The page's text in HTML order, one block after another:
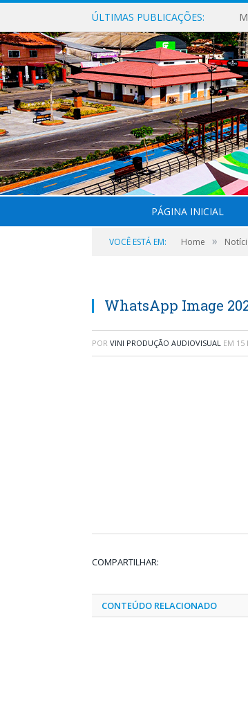
ÚLTIMAS PUBLICAÇÕES:
PÁGINA INICIAL
VOCÊ ESTÁ EM: Home »
WhatsApp Image
POR VINI PRODUÇÃO AUDIOVISUAL EM 15
COMPARTILHAR:
CONTEÚDO RELACIONADO